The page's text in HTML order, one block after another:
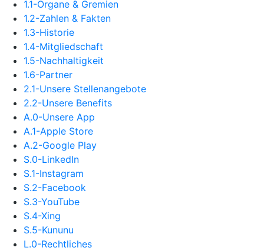
1.1-Organe & Gremien
1.2-Zahlen & Fakten
1.3-Historie
1.4-Mitgliedschaft
1.5-Nachhaltigkeit
1.6-Partner
2.1-Unsere Stellenangebote
2.2-Unsere Benefits
A.0-Unsere App
A.1-Apple Store
A.2-Google Play
S.0-LinkedIn
S.1-Instagram
S.2-Facebook
S.3-YouTube
S.4-Xing
S.5-Kununu
L.0-Rechtliches